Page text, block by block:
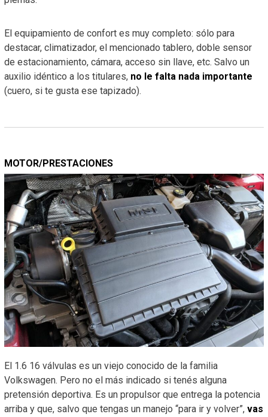
El equipamiento de confort es muy completo: sólo para
destacar, climatizador, el mencionado tablero, doble sensor
de estacionamiento, cámara, acceso sin llave, etc. Salvo un
auxilio idéntico a los titulares, no le falta nada importante
(cuero, si te gusta ese tapizado).
MOTOR/PRESTACIONES
El 1.6 16 válvulas es un viejo conocido de la familia
Volkswagen. Pero no el más indicado si tenés alguna
pretensión deportiva. Es un propulsor que entrega la potencia
arriba y que, salvo que tengas un manejo “para ir y volver”, vas